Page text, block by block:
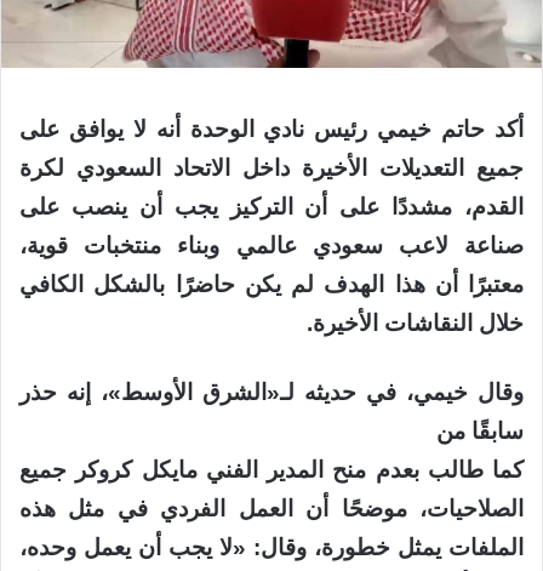
أكد حاتم خيمي رئيس نادي ⁧‫الوحدة‬⁩ أنه لا يوافق على
جميع التعديلات الأخيرة داخل الاتحاد السعودي لكرة
القدم، مشددًا على أن التركيز يجب أن ينصب على
صناعة لاعب سعودي عالمي وبناء منتخبات قوية،
معتبرًا أن هذا الهدف لم يكن حاضرًا بالشكل الكافي
خلال النقاشات الأخيرة.
وقال خيمي، في حديثه لـ«الشرق الأوسط»، إنه حذر
سابقًا من
كما طالب بعدم منح المدير الفني مايكل كروكر جميع
الصلاحيات، موضحًا أن العمل الفردي في مثل هذه
الملفات يمثل خطورة، وقال: «لا يجب أن يعمل وحده،